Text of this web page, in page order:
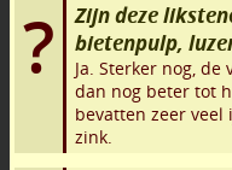
Zijn deze
bietenpulp,
Ja. Sterker nog,
dan nog beter tot
bevatten zeer
zink.